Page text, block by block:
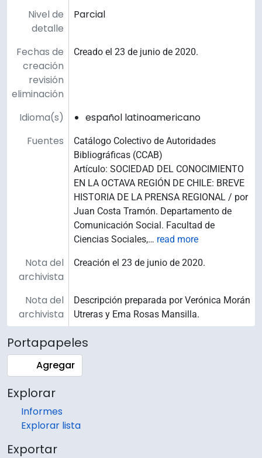
Nivel de
detalle
Parcial
Fechas de
creación
revisión
eliminación
Creado el 23 de junio de 2020.
Idioma(s)
español latinoamericano
Fuentes
Catálogo Colectivo de Autoridades
Bibliográficas (CCAB)
Artículo: SOCIEDAD DEL CONOCIMIENTO
EN LA OCTAVA REGIÓN DE CHILE: BREVE
HISTORIA DE LA PRENSA REGIONAL / por
Juan Costa Tramón. Departamento de
Comunicación Social. Facultad de
Ciencias Sociales,… read more
Nota del
archivista
Creación el 23 de junio de 2020.
Nota del
archivista
Descripción preparada por Verónica Morán
Utreras y Ema Rosas Mansilla.
Portapapeles
Agregar
Explorar
Informes
Explorar lista
Exportar